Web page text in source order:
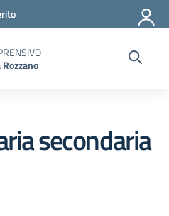
secondaria